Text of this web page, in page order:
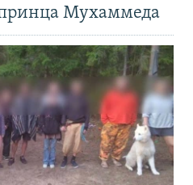
Мухаммеда